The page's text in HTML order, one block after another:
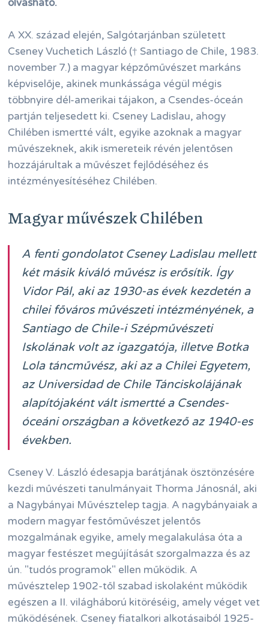
olvasható.
A XX. század elején, Salgótarjánban született
Cseney Vuchetich László († Santiago de Chile, 1983.
november 7.) a magyar képzőművészet markáns
képviselője, akinek munkássága végül mégis
többnyire dél-amerikai tájakon, a Csendes-óceán
partján teljesedett ki. Cseney Ladislau, ahogy
Chilében ismertté vált, egyike azoknak a magyar
művészeknek, akik ismereteik révén jelentősen
hozzájárultak a művészet fejlődéséhez és
intézményesítéséhez Chilében.
Magyar művészek Chilében
A fenti gondolatot Cseney Ladislau mellett
két másik kiváló művész is erősítik. Így
Vidor Pál, aki az 1930-as évek kezdetén a
chilei főváros művészeti intézményének, a
Santiago de Chile-i Szépművészeti
Iskolának volt az igazgatója, illetve Botka
Lola táncművész, aki az a Chilei Egyetem,
az Universidad de Chile Tánciskolájának
alapítójaként vált ismertté a Csendes-
óceáni országban a következő az 1940-es
években.
Cseney V. László édesapja barátjának ösztönzésére
kezdi művészeti tanulmányait Thorma Jánosnál, aki
a Nagybányai Művésztelep tagja. A nagybányaiak a
modern magyar festőművészet jelentős
mozgalmának egyike, amely megalakulása óta a
magyar festészet megújítását szorgalmazza és az
ún. "tudós programok" ellen működik. A
művésztelep 1902-től szabad iskolaként működik
egészen a II. világháború kitöréséig, amely véget vet
működésének. Cseney fiatalkori alkotásaiból 1925-